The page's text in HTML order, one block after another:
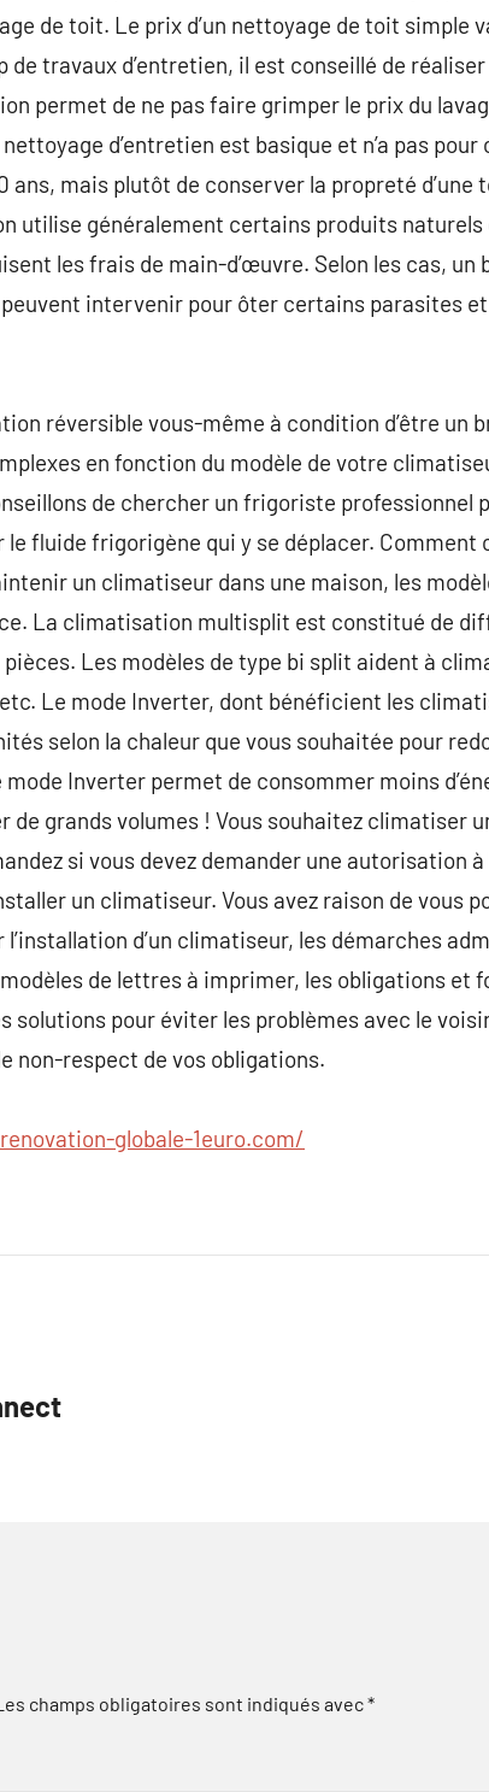
de toit. Le prix d’un nettoyage de toit simple
travaux d’entretien, il est conseillé de
permet de ne pas faire grimper le prix du
d’entretien est basique et n’a pas pour
ans, mais plutôt de conserver la propreté d’une
utilise généralement certains produits
les frais de main-d’œuvre. Selon les cas, un
intervenir pour ôter certains parasites
réversible vous-même à condition d’être un
en fonction du modèle de votre
de chercher un frigoriste professionnel
fluide frigorigène qui y se déplacer.
un climatiseur dans une maison, les
La climatisation multisplit est constitué de
Les modèles de type bi split aident à
Le mode Inverter, dont bénéficient les
selon la chaleur que vous souhaitée pour
Inverter permet de consommer moins
de grands volumes ! Vous souhaitez climatiser
si vous devez demander une autorisation à
un climatiseur. Vous avez raison de vous
d’un climatiseur, les démarches
de lettres à imprimer, les obligations et
solutions pour éviter les problèmes avec le
non-respect de vos obligations.
globale-1euro.com/
champs obligatoires sont indiqués avec*